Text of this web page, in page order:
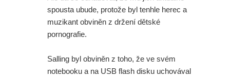
spousta ubude, protože byl tenhle herec a
muzikant obviněn z držení dětské
pornografie.
Salling byl obviněn z toho, že ve svém
notebooku a na USB flash disku uchovával